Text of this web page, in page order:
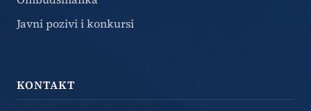
Javni pozivi i konkursi
KONTAKT